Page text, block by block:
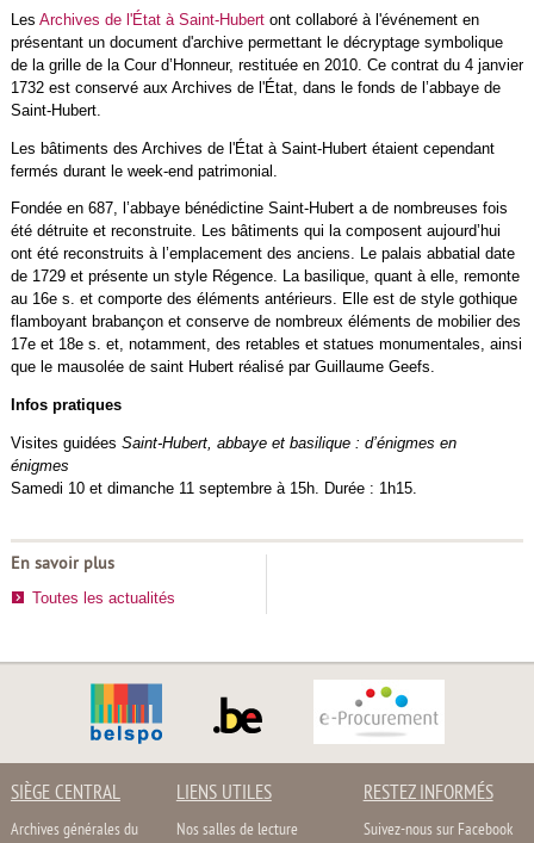
Les Archives de l'État à Saint-Hubertont collaboré à l'événement en
présentant un document d'archive permettant le décryptage symbolique
de la grille de la Cour d’Honneur, restituée en 2010. Ce contrat du 4 janvier
1732 est conservé aux Archives de l'État, dans le fonds de l’abbaye de
Saint-Hubert.
Les bâtiments des Archives de l'État à Saint-Hubert étaient cependant
fermés durant le week-end patrimonial.
Fondée en 687, l’abbaye bénédictine Saint-Hubert a de nombreuses fois
été détruite et reconstruite. Les bâtiments qui la composent aujourd’hui
ont été reconstruits à l’emplacement des anciens. Le palais abbatial date
de 1729 et présente un style Régence. La basilique, quant à elle, remonte
au 16e s. et comporte des éléments antérieurs. Elle est de style gothique
flamboyant brabançon et conserve de nombreux éléments de mobilier des
17e et 18e s. et, notamment, des retables et statues monumentales, ainsi
que le mausolée de saint Hubert réalisé par Guillaume Geefs.
Infos pratiques
Visites guidées Saint-Hubert, abbaye et basilique : d’énigmes en
énigmes
Samedi 10 et dimanche 11 septembre à 15h. Durée : 1h15.
En savoir plus
Toutes les actualités
SIÈGE CENTRAL
Archives générales du
LIENS UTILES
Nos salles de lecture
RESTEZ INFORMÉS
Suivez-nous sur Facebook